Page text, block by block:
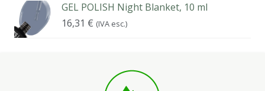
GEL POLISH Night Blanket, 10 ml
16,31 € (IVA esc.)